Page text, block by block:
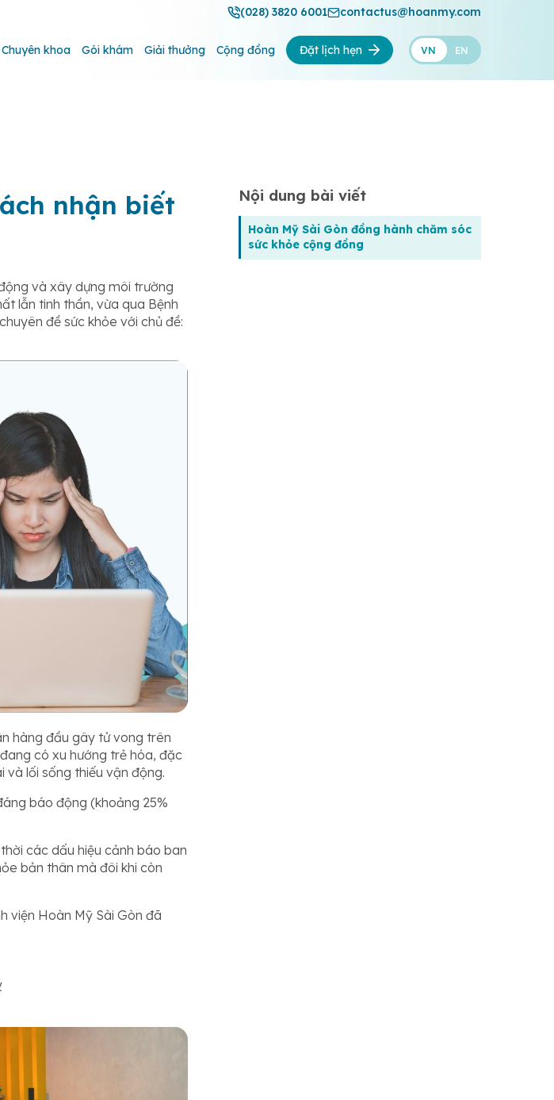
(028) 3820 6001 contactus@hoanmy.com
Chuyên khoa Gói khám Giải thưởng Cộng đồng Đặt lịch hẹn VN EN
nhận biết
và xây dựng môi trường
lẫn tinh thần, vừa qua Bệnh
đề sức khỏe với chủ đề:
hàng đầu gây tử vong trên
có xu hướng trẻ hóa, đặc
lối sống thiếu vận động.
báo động (khoảng 25%
các dấu hiệu cảnh báo ban
bản thân mà đôi khi còn
viện Hoàn Mỹ Sài Gòn đã
Nội dung bài viết
Hoàn Mỹ Sài Gòn đồng hành chăm sóc
sức khỏe cộng đồng